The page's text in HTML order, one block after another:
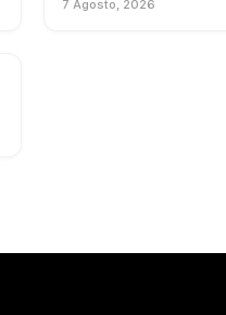
de Uso Mixto: Una
7 Agosto, 2026